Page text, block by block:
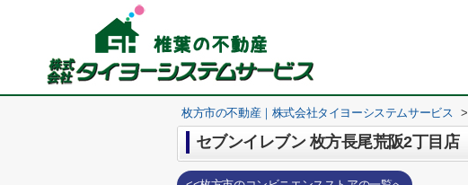
枚方市の不動産｜株式会社タイヨーシステムサービス >
セブンイレブン 枚方長尾荒阪2丁目店